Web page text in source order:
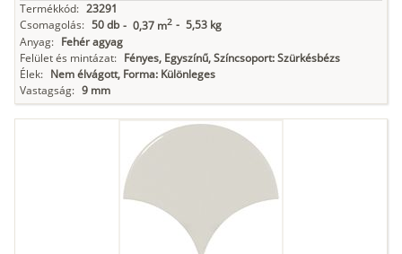
Termékkód: 23291
Csomagolás: 50 db - 0,37 m2 - 5,53 kg
Anyag: Fehér agyag
Felület és mintázat: Fényes, Egyszínű, Színcsoport: Szürkésbézs
Élek: Nem élvágott, Forma: Különleges
Vastagság: 9 mm